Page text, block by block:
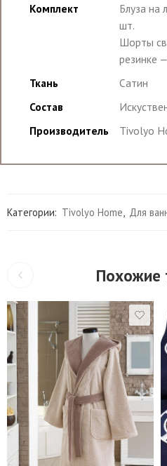
Комплект
Блуза на
шт.
Шорты
резинке
Ткань
Сатин
Состав
Производитель
Tivolyo
Категории: Tivolyo Home, Для
Похожие
S
M